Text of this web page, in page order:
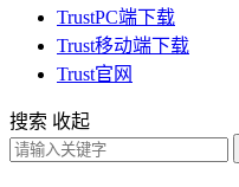
TrustPC端下载
Trust移动端下载
Trust官网
搜索 收起